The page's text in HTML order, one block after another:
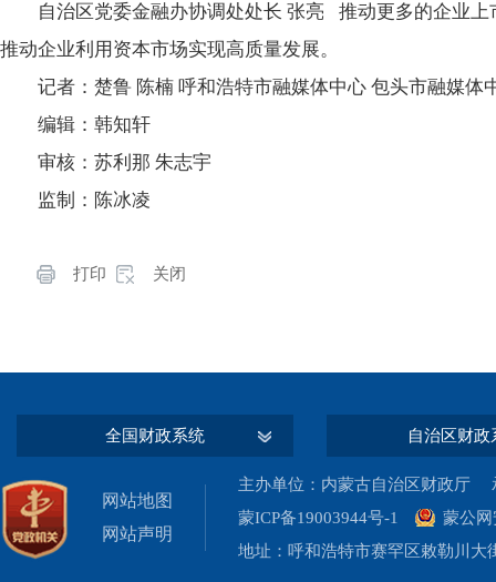
自治区党委金融办协调处处长 张亮 推动更多的企业
推动企业利用资本市场实现高质量发展。
记者：楚鲁 陈楠 呼和浩特市融媒体中心 包头市融媒体
编辑：韩知轩
审核：苏利那 朱志宇
监制：陈冰凌
打印 关闭
全国财政系统 自治区财政
网站地图
网站声明
主办单位：内蒙古自治区财政厅
蒙ICP备19003944号-1
蒙公网
地址：呼和浩特市赛罕区敕勒川